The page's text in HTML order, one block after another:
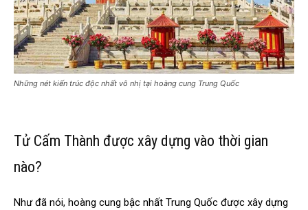
Những nét kiến trúc độc nhất vô nhị tại hoàng cung Trung Quốc
Tử Cấm Thành được xây dựng vào thời gian
nào?
Như đã nói, hoàng cung bậc nhất Trung Quốc được xây dựng